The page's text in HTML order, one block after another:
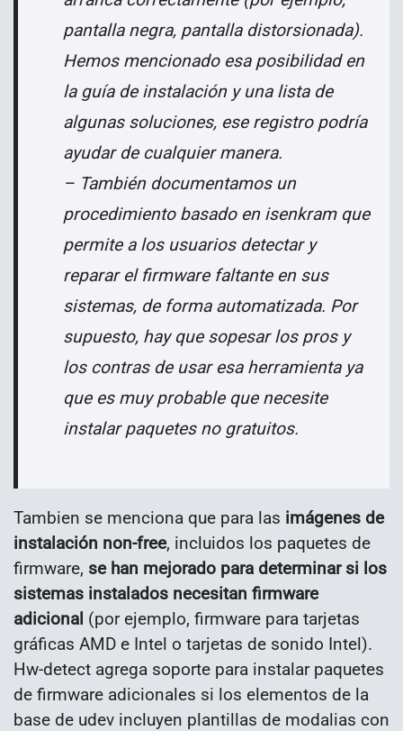
pantalla negra, pantalla distorsionada).
Hemos mencionado esa posibilidad en
la guía de instalación y una lista de
algunas soluciones, ese registro podría
ayudar de cualquier manera.
– También documentamos un
procedimiento basado en isenkram que
permite a los usuarios detectar y
reparar el firmware faltante en sus
sistemas, de forma automatizada. Por
supuesto, hay que sopesar los pros y
los contras de usaresa herramienta ya
que es muy probable que necesite
instalarpaquetes no gratuitos.
Tambien se menciona que para las imágenes de
instalación non-free, incluidos los paquetes de
firmware, se han mejorado para determinar si los
sistemas instalados necesitan firmware
adicional (por ejemplo, firmware para tarjetas
gráficas AMD e Intel o tarjetas de sonido Intel).
Hw-detect agrega soporte para instalar paquetes
de firmware adicionales si los elementos de la
base de udev incluyen plantillas de modalias con